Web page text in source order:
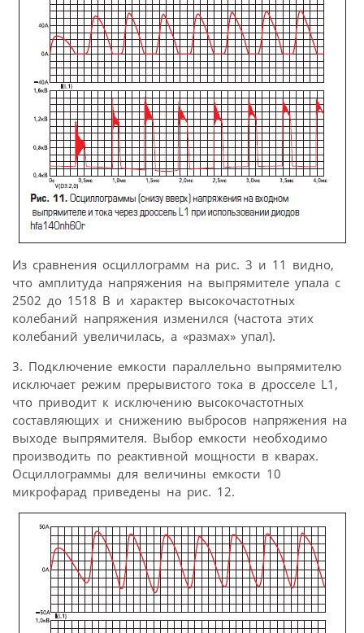
Из сравнения осциллограмм на рис. 3 и 11 видно,
что амплитуда напряжения на выпрямителе упала с
2502 до 1518 В и характер высокочастотных
колебаний напряжения изменился (частота этих
колебаний увеличилась, а «размах» упал).
3. Подключение емкости параллельно выпрямителю
исключает режим прерывистого тока в дросселе L1,
что приводит к исключению высокочастотных
составляющих и снижению выбросов напряжения на
выходе выпрямителя. Выбор емкости необходимо
производить по реактивной мощности в кварах.
Осциллограммы для величины емкости 10
микрофарад приведены на рис. 12.